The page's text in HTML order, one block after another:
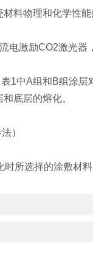
料物理和化学性
电激励CO2激光
1中A组和B组涂
底层的熔化。
）
所选择的涂敷材料